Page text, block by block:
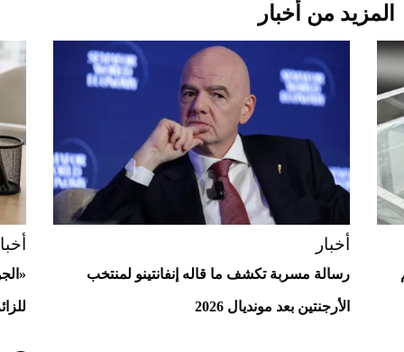
Aston Martin Valiant: على هوى الأبطال
المزيد من أخبار
أخبار
رسالة مسربة تكشف ما قاله إنفانتينو لمنتخب
الأرجنتين بعد مونديال 2026